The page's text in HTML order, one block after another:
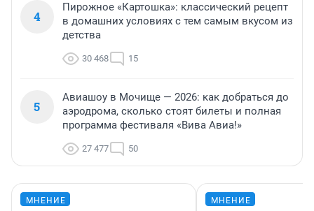
4
Пирожное «Картошка»: классический рецепт
в домашних условиях с тем самым вкусом из
детства
30 468 15
5
Авиашоу в Мочище — 2026: как добраться до
аэродрома, сколько стоят билеты и полная
программа фестиваля «Вива Авиа!»
27 477 50
МНЕНИЕ МНЕНИЕ